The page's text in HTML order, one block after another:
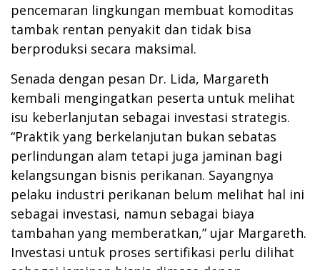
pencemaran lingkungan membuat komoditas
tambak rentan penyakit dan tidak bisa
berproduksi secara maksimal.
Senada dengan pesan Dr. Lida, Margareth
kembali mengingatkan peserta untuk melihat
isu keberlanjutan sebagai investasi strategis.
“Praktik yang berkelanjutan bukan sebatas
perlindungan alam tetapi juga jaminan bagi
kelangsungan bisnis perikanan. Sayangnya
pelaku industri perikanan belum melihat hal ini
sebagai investasi, namun sebagai biaya
tambahan yang memberatkan,” ujar Margareth.
Investasi untuk proses sertifikasi perlu dilihat